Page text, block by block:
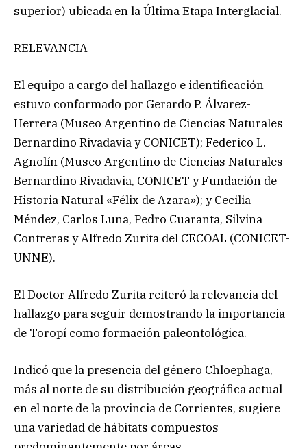
superior) ubicada en la Última Etapa Interglacial.
RELEVANCIA
El equipo a cargo del hallazgo e identificación
estuvo conformado por Gerardo P. Álvarez-
Herrera (Museo Argentino de Ciencias Naturales
Bernardino Rivadavia y CONICET); Federico L.
Agnolín (Museo Argentino de Ciencias Naturales
Bernardino Rivadavia, CONICET y Fundación de
Historia Natural «Félix de Azara»); y Cecilia
Méndez, Carlos Luna, Pedro Cuaranta, Silvina
Contreras y Alfredo Zurita del CECOAL (CONICET-
UNNE).
El Doctor Alfredo Zurita reiteró la relevancia del
hallazgo para seguir demostrando la importancia
de Toropí como formación paleontológica.
Indicó que la presencia del género Chloephaga,
más al norte de su distribución geográfica actual
en el norte de la provincia de Corrientes, sugiere
una variedad de hábitats compuestos